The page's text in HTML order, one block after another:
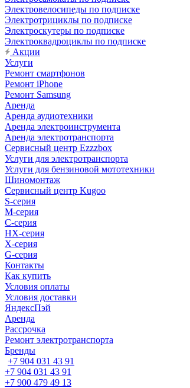
Электровелосипеды по подписке
Электротрициклы по подписке
Электроскутеры по подписке
Электроквадроциклы по подписке
Акции
Услуги
Ремонт смартфонов
Ремонт iPhone
Ремонт Samsung
Аренда
Аренда аудиотехники
Аренда электроинструмента
Аренда электротранспорта
Сервисный центр Ezzzbox
Услуги для электротранспорта
Услуги для бензиновой мототехники
Шиномонтаж
Сервисный центр Kugoo
S-cерия
M-серия
С-серия
HX-серия
X-серия
G-серия
Контакты
Как купить
Условия оплаты
Условия доставки
ЯндексПэй
Аренда
Рассрочка
Ремонт электротранспорта
Бренды
+7 904 031 43 91
+7 904 031 43 91
+7 900 479 49 13